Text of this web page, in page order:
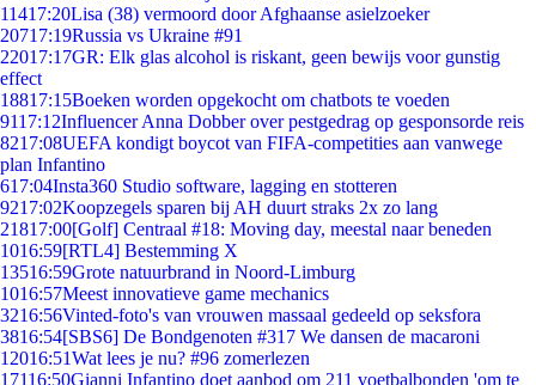
11417:20Lisa (38) vermoord door Afghaanse asielzoeker
20717:19Russia vs Ukraine #91
22017:17GR: Elk glas alcohol is riskant, geen bewijs voor gunstig
effect
18817:15Boeken worden opgekocht om chatbots te voeden
9117:12Influencer Anna Dobber over pestgedrag op gesponsorde reis
8217:08UEFA kondigt boycot van FIFA-competities aan vanwege
plan Infantino
617:04Insta360 Studio software, lagging en stotteren
9217:02Koopzegels sparen bij AH duurt straks 2x zo lang
21817:00[Golf] Centraal #18: Moving day, meestal naar beneden
1016:59[RTL4] Bestemming X
13516:59Grote natuurbrand in Noord-Limburg
1016:57Meest innovatieve game mechanics
3216:56Vinted-foto's van vrouwen massaal gedeeld op seksfora
3816:54[SBS6] De Bondgenoten #317 We dansen de macaroni
12016:51Wat lees je nu? #96 zomerlezen
17116:50Gianni Infantino doet aanbod om 211 voetbalbonden 'om te